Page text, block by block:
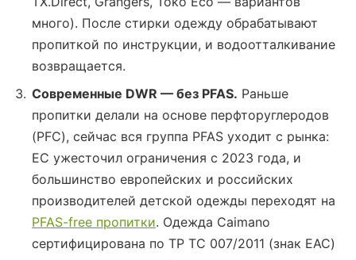
много). После стирки одежду обрабатывают
пропиткой по инструкции, и водоотталкивание
возвращается.
Современные DWR — без PFAS. Раньше
пропитки делали на основе перфторуглеродов
(PFC), сейчас вся группа PFAS уходит с рынка:
ЕС ужесточил ограничения с 2023 года, и
большинство европейских и российских
производителей детской одежды переходят на
PFAS-free пропитки. Одежда Caimano
сертифицирована по ТР ТС 007/2011 (знак EAC)